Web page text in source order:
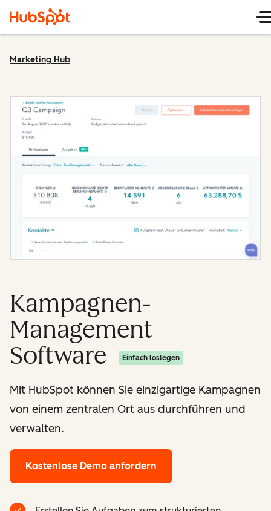
Marketing Hub
Kampagnen-
Management
Software
Einfach loslegen
Mit HubSpot können Sie einzigartige Kampagnen
von einem zentralen Ort aus durchführen und
verwalten.
Kostenlose Demo anfordern